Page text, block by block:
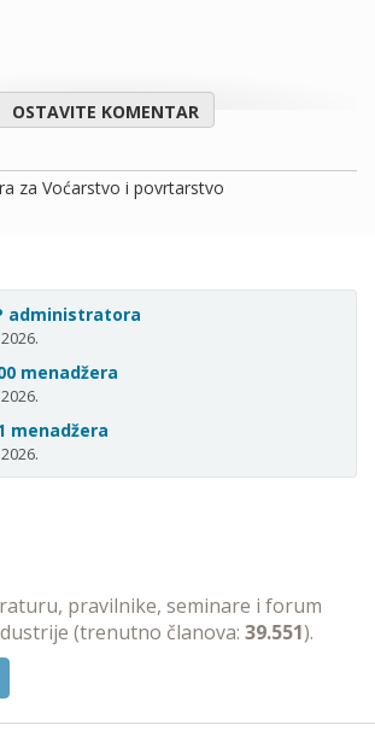
OSTAVITE KOMENTAR
za Voćarstvo i povrtarstvo
administratora
menadžera
menadžera
pravilnike, seminare i forum
(trenutno članova: 39.551).